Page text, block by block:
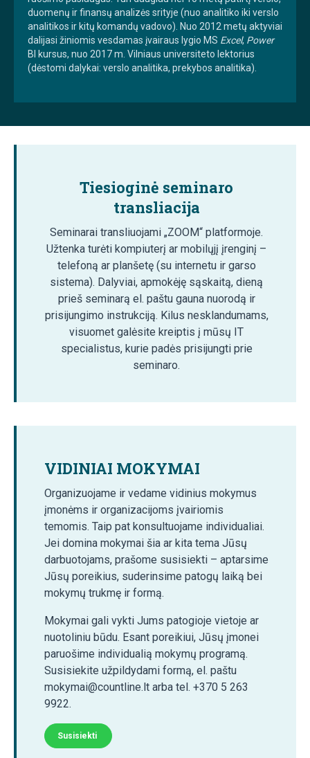
duomenų ir finansų analizės srityje (nuo analitiko iki verslo
analitikos ir kitų komandų vadovo). Nuo 2012 metų aktyviai
dalijasi žiniomis vesdamas įvairaus lygio MS Excel, Power
BI kursus, nuo 2017 m. Vilniaus universiteto lektorius
(dėstomi dalykai: verslo analitika, prekybos analitika).
Tiesioginė seminaro
transliacija
Seminarai transliuojami „ZOOM“ platformoje.
Užtenka turėti kompiuterį ar mobilųjį įrenginį –
telefoną ar planšetę (su internetu ir garso
sistema). Dalyviai, apmokėję sąskaitą, dieną
prieš seminarą el. paštu gauna nuorodą ir
prisijungimo instrukciją. Kilus nesklandumams,
visuomet galėsite kreiptis į mūsų IT
specialistus, kurie padės prisijungti prie
seminaro.
VIDINIAI MOKYMAI
Organizuojame ir vedame vidinius mokymus
įmonėms ir organizacijoms įvairiomis
temomis. Taip pat konsultuojame individualiai.
Jei domina mokymai šia ar kita tema Jūsų
darbuotojams, prašome susisiekti – aptarsime
Jūsų poreikius, suderinsime patogų laiką bei
mokymų trukmę ir formą.
Mokymai gali vykti Jums patogioje vietoje ar
nuotoliniu būdu. Esant poreikiui, Jūsų įmonei
paruošime individualią mokymų programą.
Susisiekite užpildydami formą, el. paštu
mokymai@countline.lt arba tel. +370 5 263
9922.
Susisiekti